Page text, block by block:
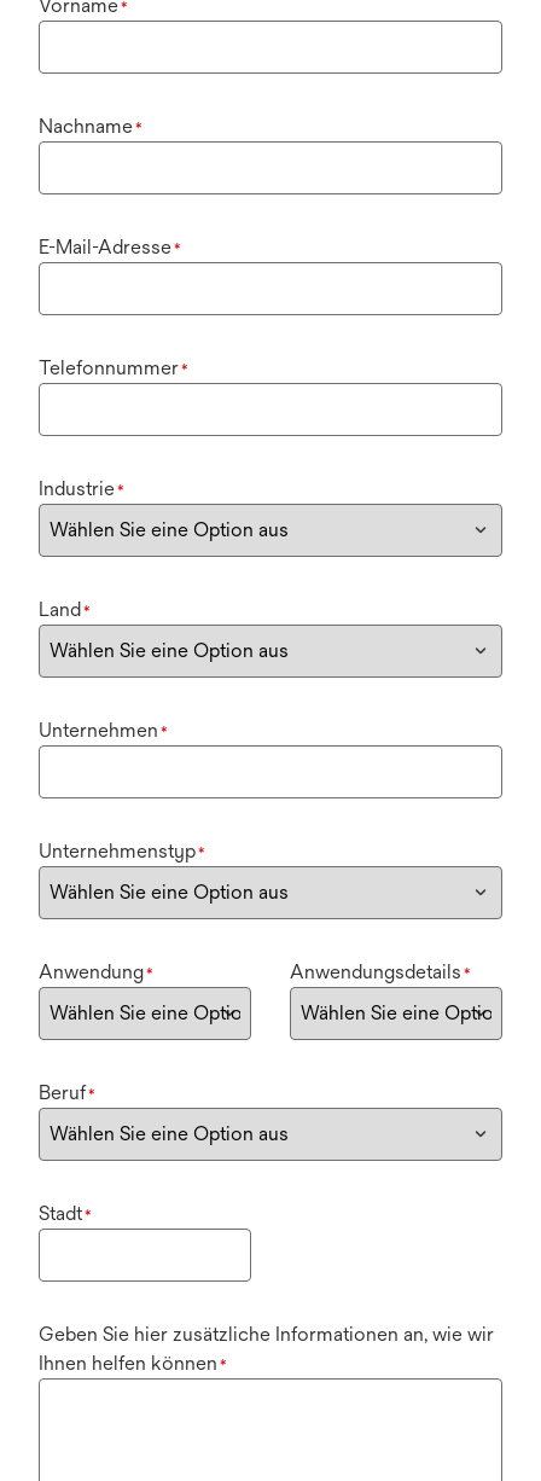
Vorname*
Nachname*
E-Mail-Adresse*
Telefonnummer*
Industrie*
Land*
Unternehmen *
Unternehmenstyp*
Anwendung* Anwendungsdetails *
Beruf*
Stadt*
Geben Sie hier zusätzliche Informationen an, wie wir
Ihnen helfen können *